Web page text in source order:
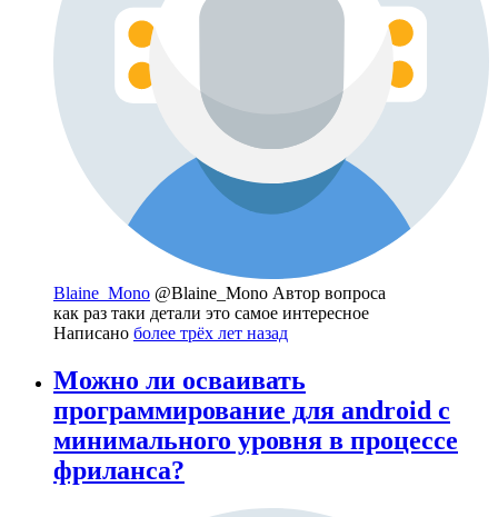
Blaine_Mono @Blaine_Mono Автор вопроса
как раз таки детали это самое интересное
Написано более трёх лет назад
Можно ли осваивать
программирование для android с
минимального уровня в процессе
фриланса?